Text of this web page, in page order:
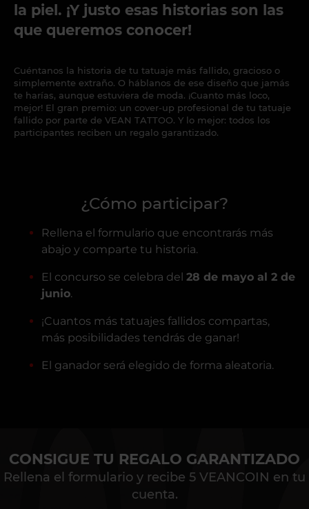
la piel. ¡Y justo esas historias son las
que queremos conocer!
Cuéntanos la historia de tu tatuaje más fallido, gracioso o
simplemente extraño. O háblanos de ese diseño que jamás
te harías, aunque estuviera de moda. ¡Cuanto más loco,
mejor! El gran premio: un cover-up profesional de tu tatuaje
fallido por parte de VEAN TATTOO. Y lo mejor: todos los
participantes reciben un regalo garantizado.
¿Cómo participar?
Rellena el formulario que encontrarás más
abajo y comparte tu historia.
El concurso se celebra del 28 de mayo al 2 de
junio.
¡Cuantos más tatuajes fallidos compartas,
más posibilidades tendrás de ganar!
El ganador será elegido de forma aleatoria.
CONSIGUE TU REGALO GARANTIZADO
Rellena el formulario y recibe 5 VEANCOIN en tu
cuenta.